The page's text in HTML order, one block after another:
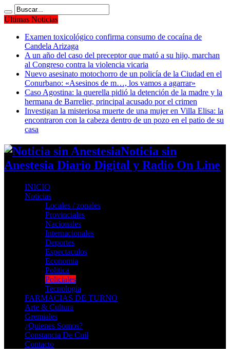
Ultimas Noticias
Examen toxicológico confirma consumo de cocaína de
Candela Arizaga
A un año del caso del preceptor que mató a su hijo, marchan
al Congreso contra la violencia vicaria
Nuevo asesinato motochorro de un policía de la Ciudad en el
Conurbano: «Asesinos de m…, los vamos a agarrar»
Caso Agostina: la querella pidió la detención de la madre y la
hermana de Barrelier, principal acusado por el crimen
Investigan la misteriosa muerte de una mujer en Villa Elisa: la
encontraron con la cabeza dentro de un pozo en el patio de su
casa
Noticia sin
Anestesia Diario Digital y Radio On Line
INICIO
Noticias
Locales / zonales
Provinciales
Nacionales
Internacionales
Deportes
Espectaculos
Economia
Politica
Policiales
Tecnologia
FARMACIAS DE TURNO
Arte & Cultura
Gremiales
¿Quienes Somos?
Constancia De Cuil
Contacto